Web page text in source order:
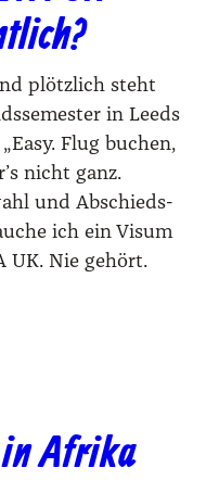
plötzlich steht
in Leeds
Flug buchen,
nicht ganz.
und Abschieds­
ich ein Visum
UK. Nie gehört.
in Afrika